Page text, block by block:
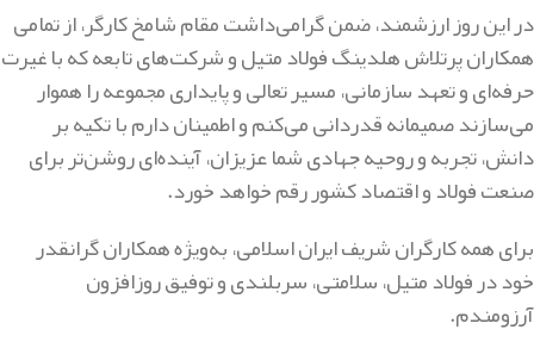
در این روز ارزشمند، ضمن گرامی‌داشت مقام شامخ کارگر، از تمامی
همکاران پرتلاش هلدینگ فولاد متیل و شرکت‌های تابعه که با غیرت
حرفه‌ای و تعهد سازمانی، مسیر تعالی و پایداری مجموعه را هموار
می‌سازند صمیمانه قدردانی می‌کنم و اطمینان دارم با تکیه بر
دانش، تجربه و روحیه جهادی شما عزیزان، آینده‌ای روشن‌تر برای
صنعت فولاد و اقتصاد کشور رقم خواهد خورد.
برای همه کارگران شریف ایران اسلامی، به‌ویژه همکاران گرانقدر
خود در فولاد متیل، سلامتی، سربلندی و توفیق روزافزون
آرزومندم.